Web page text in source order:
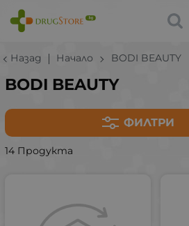
Назад Начало BODI BEAUTY
BODI BEAUTY
ФИЛТРИ
14 Продукта